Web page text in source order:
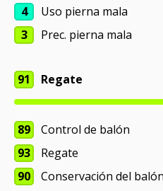
4
Uso pierna mala
3
Prec. pierna mala
91 Regate
89
Control de balón
93
Regate
90
Conservación del balón